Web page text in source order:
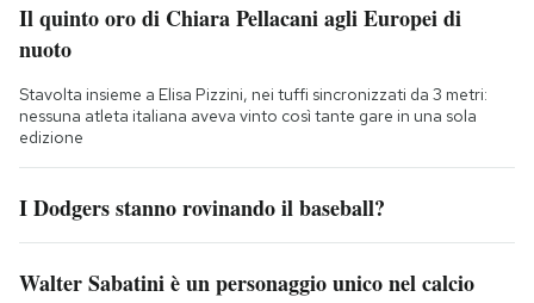
Il quinto oro di Chiara Pellacani agli Europei di
nuoto
Stavolta insieme a Elisa Pizzini, nei tuffi sincronizzati da 3 metri:
nessuna atleta italiana aveva vinto così tante gare in una sola
edizione
I Dodgers stanno rovinando il baseball?
Walter Sabatini è un personaggio unico nel calcio